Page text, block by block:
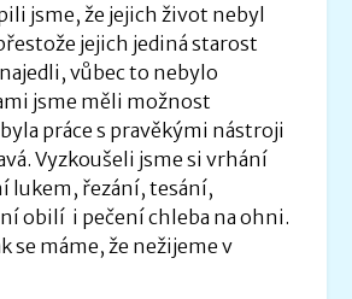
jsme, že jejich život nebyl
jejich jediná starost
vůbec to nebylo
jsme měli možnost
práce s pravěkými nástroji
Vyzkoušeli jsme si vrhání
lukem, řezání, tesání,
obilí i pečení chleba na ohni.
se máme, že nežijeme v